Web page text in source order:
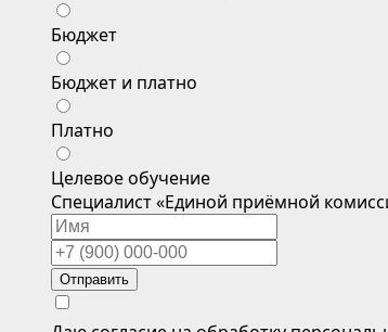
Бюджет
Бюджет и платно
Платно
Целевое обучение
Специалист «Единой приёмной
Отправить